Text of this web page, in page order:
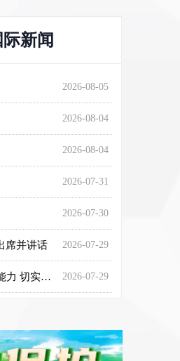
同育人
际新闻
2026-08-05
2026-08-04
2026-08-04
2026-07-31
2026-07-30
2026-07-29
席并讲话
2026-07-29
李强在河北唐山调研慰问时强调 持续提升防灾减灾救灾能力 切实保障人民群众生命财产安全